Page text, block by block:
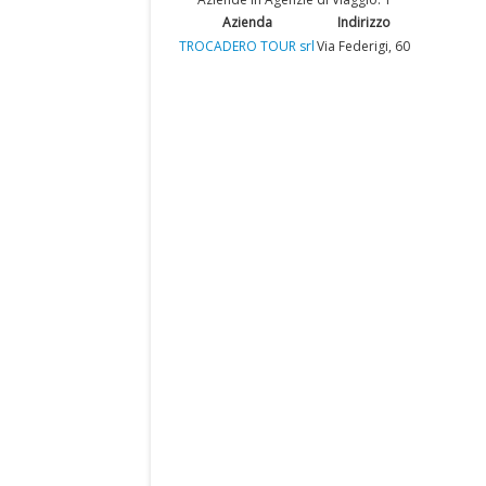
Azienda
Indirizzo
TROCADERO TOUR srlVia Federigi, 60